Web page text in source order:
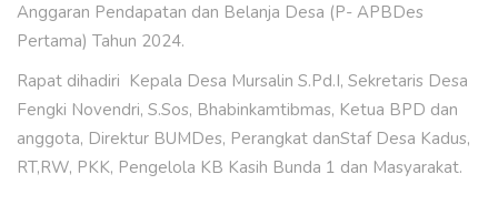
Anggaran Pendapatan dan Belanja Desa (P- APBDes
Pertama) Tahun 2024.
Rapat dihadiri Kepala Desa Mursalin S.Pd.I, Sekretaris Desa
Fengki Novendri, S.Sos, Bhabinkamtibmas, Ketua BPD dan
anggota, Direktur BUMDes, Perangkat danStaf Desa Kadus,
RT,RW, PKK, Pengelola KB Kasih Bunda 1 dan Masyarakat.